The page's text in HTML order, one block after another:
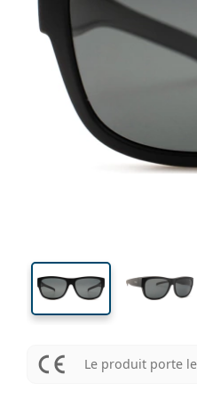
Largeur
43 mm
Largeur des verres
Le produit porte